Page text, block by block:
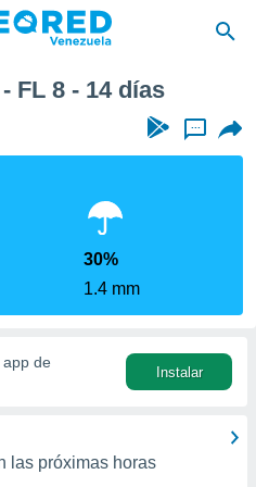
FL 8 - 14 días
...
30%
1.4 mm
app de
Instalar
las próximas horas